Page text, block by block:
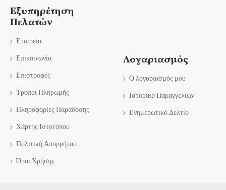
Εξυπηρέτηση
Πελατών
Εταιρεία
Επικοινωνία
Επιστροφές
Τρόποι Πληρωμής
Πληροφορίες Παράδοσης
Χάρτης Ιστοτόπου
Πολιτική Απορρήτου
Όροι Χρήσης
Λογαριασμός
Ο λογαριασμός μου
Ιστορικό Παραγγελιών
Ενημερωτικό Δελτίο